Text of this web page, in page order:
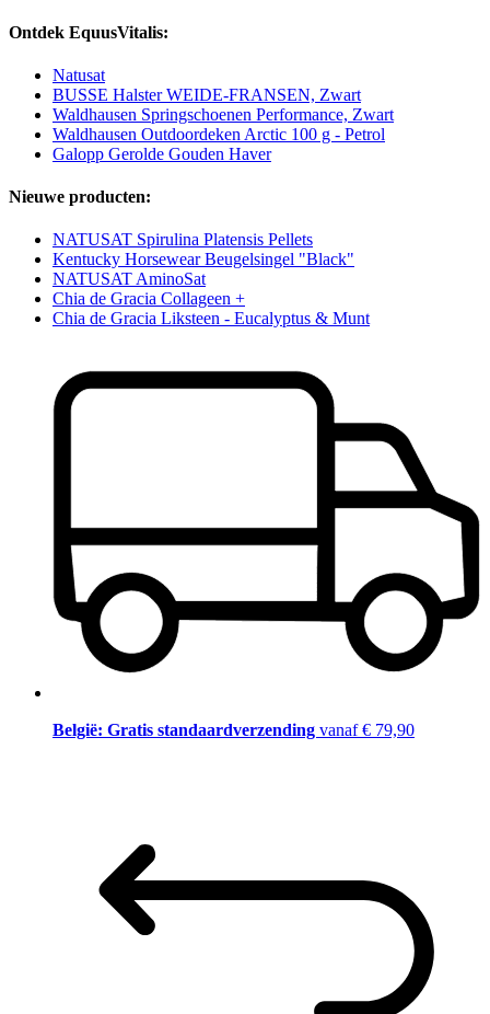
Ontdek EquusVitalis:
Natusat
BUSSE Halster WEIDE-FRANSEN, Zwart
Waldhausen Springschoenen Performance, Zwart
Waldhausen Outdoordeken Arctic 100 g - Petrol
Galopp Gerolde Gouden Haver
Nieuwe producten:
NATUSAT Spirulina Platensis Pellets
Kentucky Horsewear Beugelsingel "Black"
NATUSAT AminoSat
Chia de Gracia Collageen +
Chia de Gracia Liksteen - Eucalyptus & Munt
België: Gratis standaardverzending vanaf € 79,90